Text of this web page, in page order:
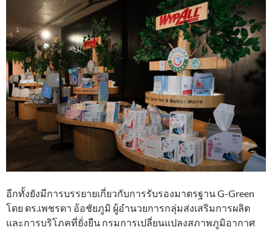
อีกทั้งยังมีการบรรยายเกี่ยวกับการรับรองมาตรฐาน G-Green
โดย ดร.เพชรดา อ้อชัยภูมิ ผู้อำนวยการกลุ่มส่งเสริมการผลิต
และการบริโภคที่ยั่งยืน กรมการเปลี่ยนแปลงสภาพภูมิอากาศ